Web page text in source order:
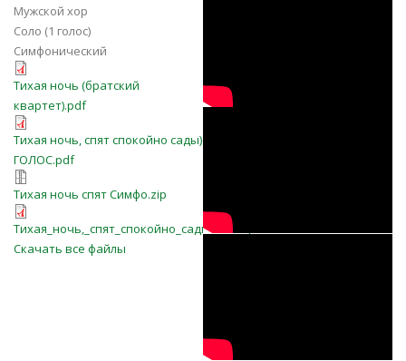
Мужской хор
Соло (1 голос)
Симфонический
Тихая ночь (братский квартет).pdf
Тихая ночь (братский
квартет).pdf
Тихая ночь, спят спокойно сады)
ГОЛОС.pdf
Тихая ночь, спят спокойно сады)
ГОЛОС.pdf
Тихая ночь спят Симфо.zip
Тихая ночь спят Симфо.zip
Тихая_ночь,_спят_спокойно_сады_COPY.pdf
Скачать все файлы